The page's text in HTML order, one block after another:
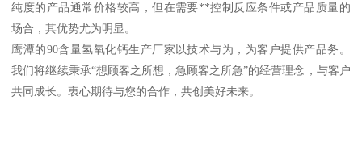
纯度的产品通常价格较高，但在需要**控制反应条件或产品质量的
场合，其优势尤为明显。
鹰潭的90含量氢氧化钙生产厂家以技术与为，为客户提供产品务。
我们将继续秉承“想顾客之所想，急顾客之所急”的经营理念，与客户
共同成长。衷心期待与您的合作，共创美好未来。